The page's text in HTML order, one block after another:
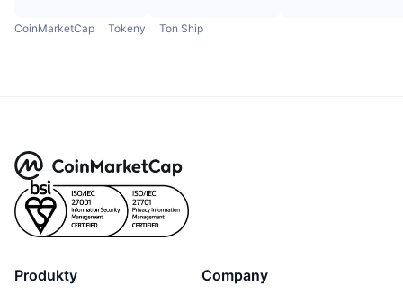
CoinMarketCap Tokeny Ton Ship
Produkty Company